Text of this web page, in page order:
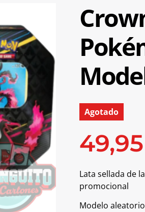
Agotado
49,95
Lata sellada de
promocional
Modelo